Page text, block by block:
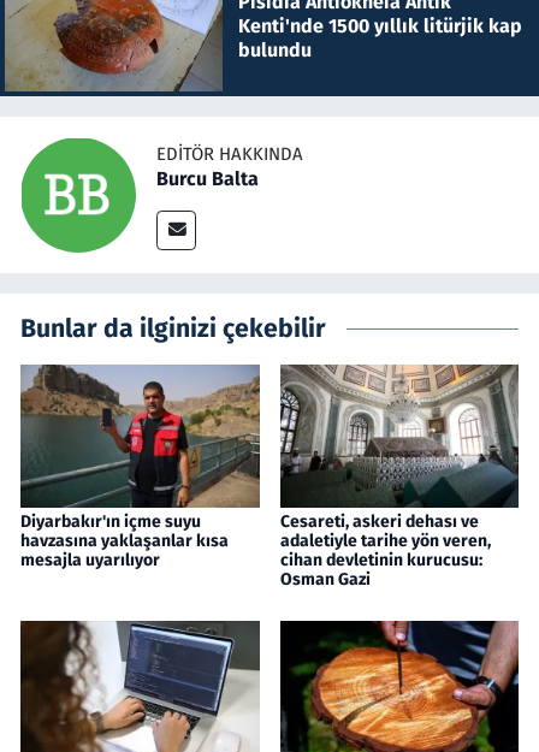
Kenti'nde 1500 yıllık litürjik kap
bulundu
EDITÖR HAKKINDA
Burcu Balta
Bunlar da ilginizi çekebilir
Diyarbakır'ın içme suyu
havzasına yaklaşanlar kısa
mesajla uyarılıyor
Cesareti, askeri dehası ve
adaletiyle tarihe yön veren,
cihan devletinin kurucusu:
Osman Gazi